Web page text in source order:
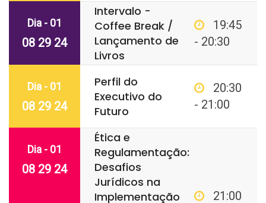
Dia - 01
08 29 24
Intervalo -
Coffee Break /
Lançamento de
Livros
19:45
- 20:30
Dia - 01
08 29 24
Perfil do
Executivo do
Futuro
20:30
- 21:00
Dia - 01
08 29 24
Ética e
Regulamentação:
Desafios
Jurídicos na
Implementação
21:00